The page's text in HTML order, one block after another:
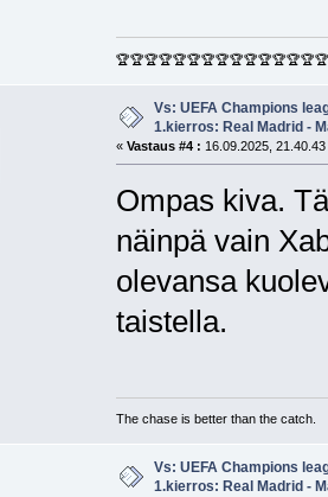
🏆🏆🏆🏆🏆🏆🏆🏆🏆🏆🏆🏆🏆🏆🏆
Vs: UEFA Champions
1.kierros: Real Madrid -
« Vastaus #4 : 16.09.2025, 21.40.43
Ompas kiva.
näinpä vain
olevansa
taistella.
The chase is better than the catch.
Vs: UEFA Champions
1.kierros: Real Madrid -